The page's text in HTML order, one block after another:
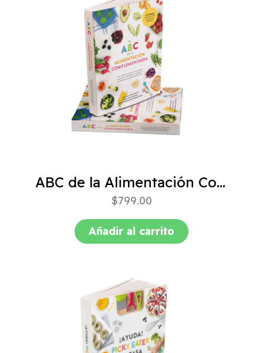
ABC de la Alimentación Complementaria 4ta edición
$799.00
Añadir al carrito